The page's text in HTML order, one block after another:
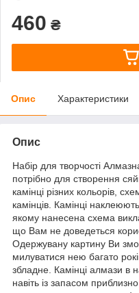
460 ₴
Опис Характеристики
Опис
Набір для творчості
потрібно для створення
камінці різних кольорів,
камінців. Камінці
якому нанесена схема
що Вам не доведеться
Одержувану картину Ви
милуватися нею багато
збладне. Камінці алмази в
навіть із запасом